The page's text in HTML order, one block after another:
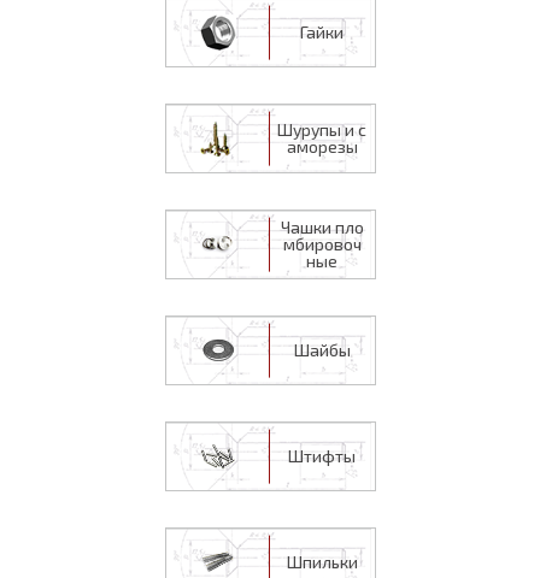
Гайки
Шурупы и с
аморезы
Чашки пло
мбировоч
ные
Шайбы
Штифты
Шпильки